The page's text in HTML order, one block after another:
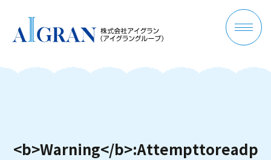
<b>Warning</b>:Attempttoreadp